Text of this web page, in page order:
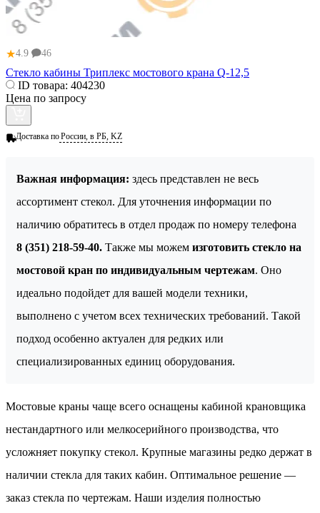
★4.9 46
Стекло кабины Триплекс мостового крана Q-12,5
ID товара: 404230
Цена по запросу
Доставка поРоссии, в РБ, KZ
Важная информация: здесь представлен не весь
ассортимент стекол. Для уточнения информации по
наличию обратитесь в отдел продаж по номеру телефона
8 (351) 218-59-40. Также мы можем изготовить стекло на
мостовой кран по индивидуальным чертежам. Оно
идеально подойдет для вашей модели техники,
выполнено с учетом всех технических требований. Такой
подход особенно актуален для редких или
специализированных единиц оборудования.
Мостовые краны чаще всего оснащены кабиной крановщика
нестандартного или мелкосерийного производства, что
усложняет покупку стекол. Крупные магазины редко держат в
наличии стекла для таких кабин. Оптимальное решение —
заказ стекла по чертежам. Наши изделия полностью